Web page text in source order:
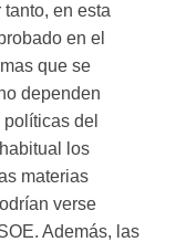
en esta
en el
que se
dependen
del
los
materias
verse
Además, las